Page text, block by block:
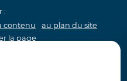
:
contenu
au plan du site
la page